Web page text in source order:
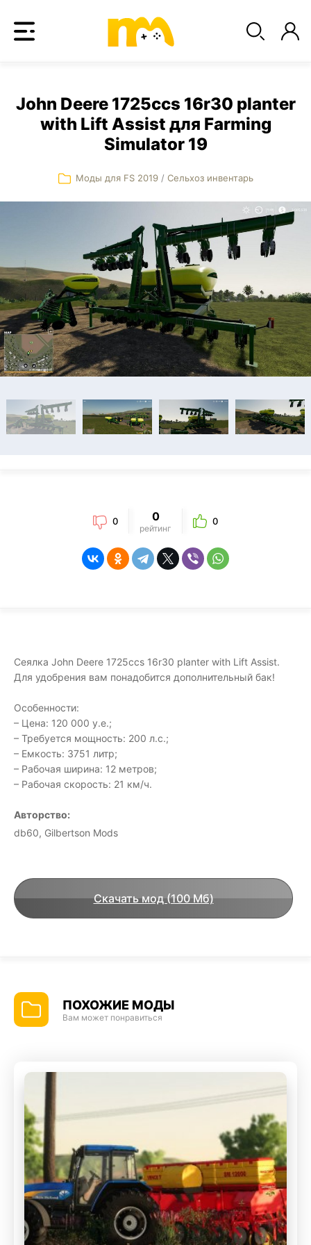
John Deere 1725ccs 16r30 planter
with Lift Assist для Farming
Simulator 19
Моды для FS 2019/ Сельхоз инвентарь
0 0
рейтинг
0
Сеялка John Deere 1725ccs 16r30 planter with Lift Assist.
Для удобрения вам понадобится дополнительный бак!
Особенности:
– Цена: 120 000 у.е.;
– Требуется мощность: 200 л.с.;
– Емкость: 3751 литр;
– Рабочая ширина: 12 метров;
– Рабочая скорость: 21 км/ч.
Авторство:
db60, Gilbertson Mods
Скачать мод (100 Мб)
ПОХОЖИЕ МОДЫ
Вам может понравиться